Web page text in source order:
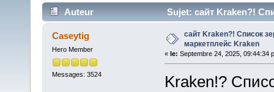
Auteur Sujet: сайт Kraken?!
Caseytig
Hero Member
Messages: 3524
сайт Kraken?! Список
маркетплейс Kraken
« le: Septembre 24, 2025, 09:44:34
Kraken!?